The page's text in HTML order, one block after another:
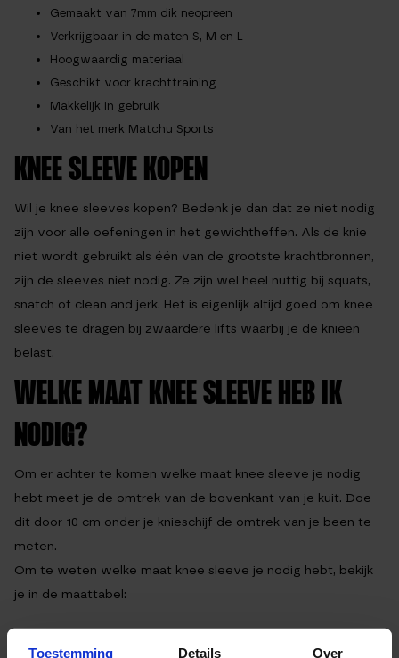
Toestemming Details Over
Gemaakt van 7mm dik neopreen
Verkrijgbaar in de maten S, M en L
Hoogwaardig materiaal
Geschikt voor krachttraining
Makkelijk in gebruik
Van het merk Matchu Sports
KNEE SLEEVE KOPEN
Wil je knee sleeves kopen? Bedenk je dan dat ze niet nodig
zijn voor alle oefeningen in het gewichtheffen. Als de knie
niet wordt gebruikt als één van de grootste krachtbronnen,
zijn de sleeves niet nodig. Ze zijn wel heel nuttig bij squats,
snatch of clean and jerk. Het is eigenlijk altijd goed om knee
sleeves te dragen bij zwaardere lifts waarbij je de knieën
belast.
WELKE MAAT KNEE SLEEVE HEB IK
NODIG?
Om er achter te komen welke maat knee sleeve je nodig
hebt meet je de omtrek van de bovenkant van je kuit. Doe
dit door 10 cm onder je knieschijf de omtrek van je been te
meten.
Om te weten welke maat knee sleeve je nodig hebt, bekijk
je in de maattabel:
Maat Omtrek